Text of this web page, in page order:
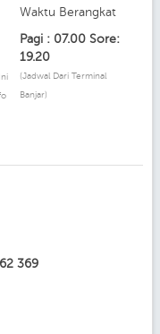
Waktu Berangkat
Pagi : 07.00 Sore:
19.20
(Jadwal Dari Terminal
Banjar)
369